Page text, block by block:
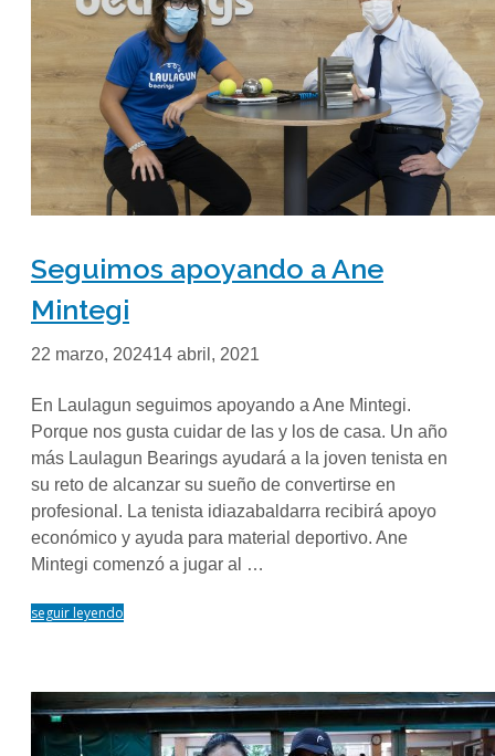
Seguimos apoyando a Ane
Mintegi
22 marzo, 202414 abril, 2021
En Laulagun seguimos apoyando a Ane Mintegi.
Porque nos gusta cuidar de las y los de casa. Un año
más Laulagun Bearings ayudará a la joven tenista en
su reto de alcanzar su sueño de convertirse en
profesional. La tenista idiazabaldarra recibirá apoyo
económico y ayuda para material deportivo. Ane
Mintegi comenzó a jugar al …
seguir leyendo